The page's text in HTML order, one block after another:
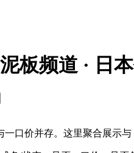
板频道 · 日
口价并存。这里聚合展示